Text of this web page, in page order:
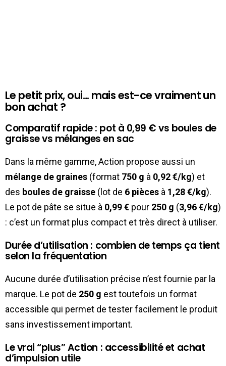
Le petit prix, oui… mais est-ce vraiment un
bon achat ?
Comparatif rapide : pot à 0,99 € vs boules de
graisse vs mélanges en sac
Dans la même gamme, Action propose aussi un
mélange de graines (format 750 g à 0,92 €/kg) et
des boules de graisse (lot de 6 pièces à 1,28 €/kg).
Le pot de pâte se situe à 0,99 € pour 250 g (3,96 €/kg)
: c’est un format plus compact et très direct à utiliser.
Durée d’utilisation : combien de temps ça tient
selon la fréquentation
Aucune durée d’utilisation précise n’est fournie par la
marque. Le pot de 250 g est toutefois un format
accessible qui permet de tester facilement le produit
sans investissement important.
Le vrai “plus” Action : accessibilité et achat
d’impulsion utile